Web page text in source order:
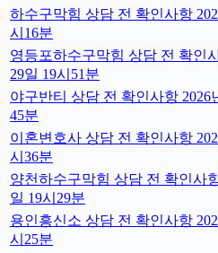
하수구막힘 상담 전 확인사항
시16분
영등포하수구막힘 상담 전 확인
29일 19시51분
야구반티 상담 전 확인사항 2026
45분
이혼변호사 상담 전 확인사항
시36분
양천하수구막힘 상담 전 확인사
일 19시29분
용인흥신소 상담 전 확인사항
시25분